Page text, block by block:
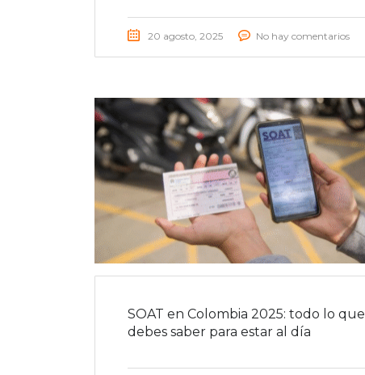
20 agosto, 2025 No hay comentarios
SOAT en Colombia 2025: todo lo que
debes saber para estar al día